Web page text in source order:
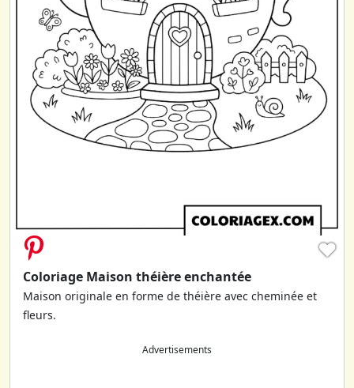
♥
Coloriage Maison théière enchantée
Maison originale en forme de théière avec cheminée et
fleurs.
Advertisements